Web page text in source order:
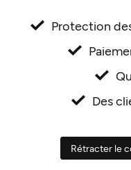
Protection
Des
Rétracter le